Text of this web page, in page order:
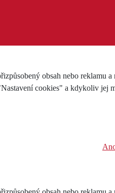
obsah nebo reklamu
cookies" a kdykoliv jej